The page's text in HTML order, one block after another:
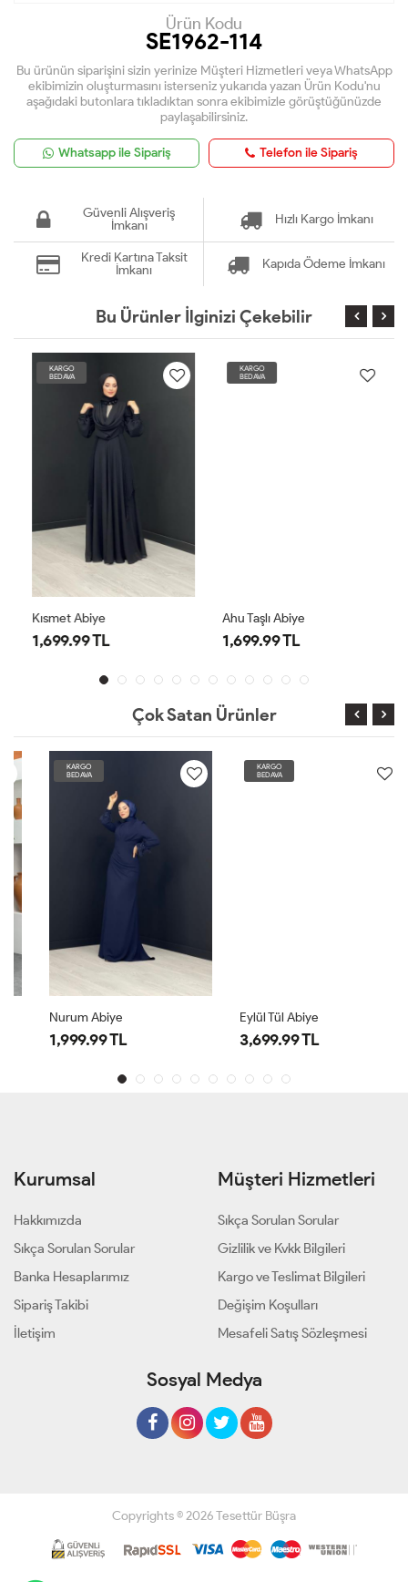
Ürün Kodu
SE1962-114
Bu ürünün siparişini sizin yerinize Müşteri Hizmetleri veya WhatsApp
ekibimizin oluşturmasını isterseniz yukarıda yazan Ürün Kodu'nu
aşağıdaki butonlara tıkladıktan sonra ekibimizle görüştüğünüzde
paylaşabilirsiniz.
Whatsapp ile Sipariş Telefon ile Sipariş
Güvenli Alışveriş
İmkanı
Hızlı Kargo İmkanı
Kredi Kartına Taksit
İmkanı
Kapıda Ödeme İmkanı
Bu Ürünler İlginizi Çekebilir
KARGO
BEDAVA
Kısmet Abiye
1,699.99 TL
KARGO
BEDAVA
Ahu Taşlı Abiye
1,699.99 TL
Çok Satan Ürünler
KARGO
BEDAVA
Nurum Abiye
1,999.99 TL
KARGO
BEDAVA
Eylül Tül Abiye
3,699.99 TL
Kurumsal
Hakkımızda
Sıkça Sorulan Sorular
Banka Hesaplarımız
Sipariş Takibi
İletişim
Müşteri Hizmetleri
Sıkça Sorulan Sorular
Gizlilik ve Kvkk Bilgileri
Kargo ve Teslimat Bilgileri
Değişim Koşulları
Mesafeli Satış Sözleşmesi
Sosyal Medya
Copyrights © 2026 Tesettür Büşra